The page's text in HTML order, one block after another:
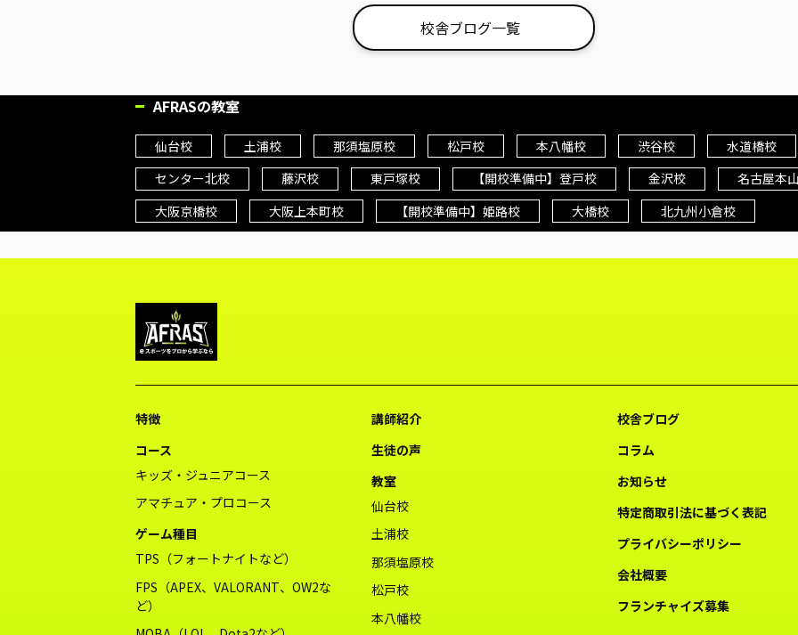
校舎ブログ一覧
AFRASの教室
仙台校 土浦校 那須塩原校 松戸校 本八幡校 渋谷校 水道橋校
センター北校
藤沢校 東戸塚校 【開校準備中】登戸校 金沢校 名古屋本
大阪京橋校
大阪上本町校 【開校準備中】姫路校 大橋校 北九州小倉校
特徴
コース
キッズ・ジュニアコース
アマチュア・プロコース
ゲーム種目
TPS（フォートナイトなど）
FPS（APEX、VALORANT、OW2な
ど）
講師紹介
生徒の声
教室
仙台校
土浦校
那須塩原校
松戸校
本八幡校
校舎ブログ
コラム
お知らせ
特定商取引法に基づく表記
プライバシーポリシー
会社概要
フランチャイズ募集